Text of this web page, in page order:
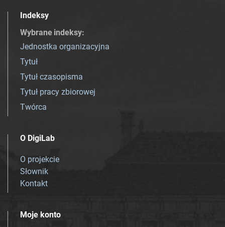
Indeksy
Wybrane indeksy:
Jednostka organizacyjna
Tytuł
Tytuł czasopisma
Tytuł pracy zbiorowej
Twórca
O DigiLab
O projekcie
Słownik
Kontakt
Moje konto